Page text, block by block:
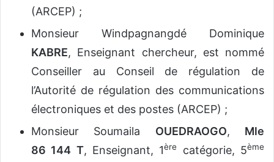
(ARCEP) ;
Monsieur Windpagnangdé Dominique
KABRE, Enseignant chercheur, est nommé
Conseiller au Conseil de régulation de
l’Autorité de régulation des communications
électroniques et des postes (ARCEP) ;
Monsieur Soumaila OUEDRAOGO, Mle
86 144 T, Enseignant, 1ère catégorie, 5ème